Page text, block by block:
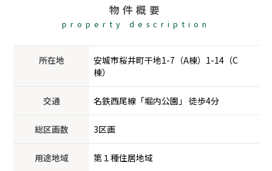
物件概要
property description
所在地
安城市桜井町干地1-7（A棟）1-14（C
棟）
交通 名鉄西尾線「堀内公園」 徒歩4分
総区画数 3区画
用途地域 第１種住居地域